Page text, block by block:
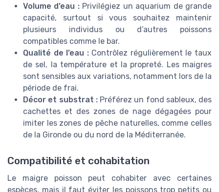
Volume d’eau :Privilégiez un aquarium de grande
capacité, surtout si vous souhaitez maintenir
plusieurs individus ou d’autres poissons
compatibles comme le bar.
Qualité de l’eau :Contrôlez régulièrement le taux
de sel, la température et la propreté. Les maigres
sont sensibles aux variations, notamment lors de la
période de frai.
Décor et substrat :Préférez un fond sableux, des
cachettes et des zones de nage dégagées pour
imiter les zones de pêche naturelles, comme celles
de la Gironde ou du nord de la Méditerranée.
Compatibilité et cohabitation
Le maigre poisson peut cohabiter avec certaines
espèces, mais il faut éviter les poissons trop petits ou